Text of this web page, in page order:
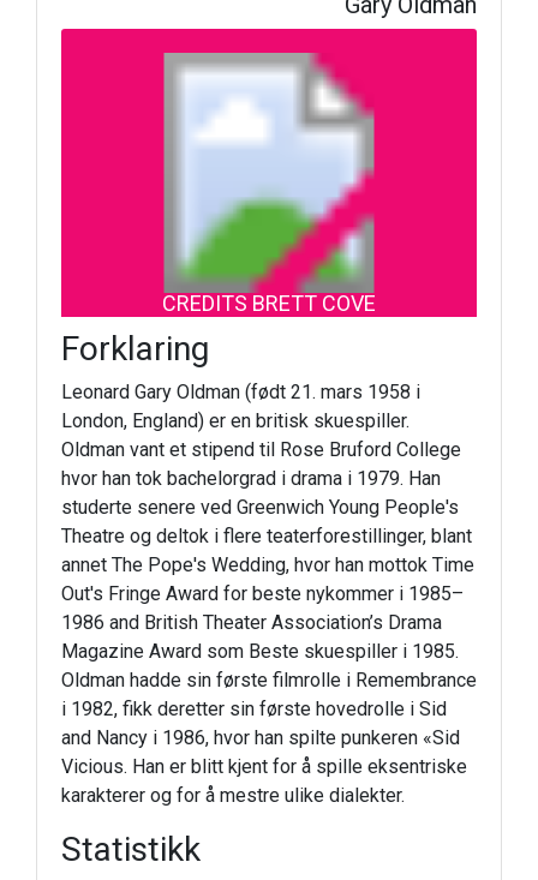
CREDITS BRETT COVE
Forklaring
Leonard Gary Oldman (født 21. mars 1958 i
London, England) er en britisk skuespiller.
Oldman vant et stipend til Rose Bruford College
hvor han tok bachelorgrad i drama i 1979. Han
studerte senere ved Greenwich Young People's
Theatre og deltok i flere teaterforestillinger, blant
annet The Pope's Wedding, hvor han mottok Time
Out's Fringe Award for beste nykommer i 1985–
1986 and British Theater Association’s Drama
Magazine Award som Beste skuespiller i 1985.
Oldman hadde sin første filmrolle i Remembrance
i 1982, fikk deretter sin første hovedrolle i Sid
and Nancy i 1986, hvor han spilte punkeren «Sid
Vicious. Han er blitt kjent for å spille eksentriske
karakterer og for å mestre ulike dialekter.
Statistikk